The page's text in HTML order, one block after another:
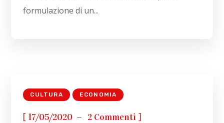
formulazione di un...
CULTURA ECONOMIA
[17/05/2020 2 Commenti ]